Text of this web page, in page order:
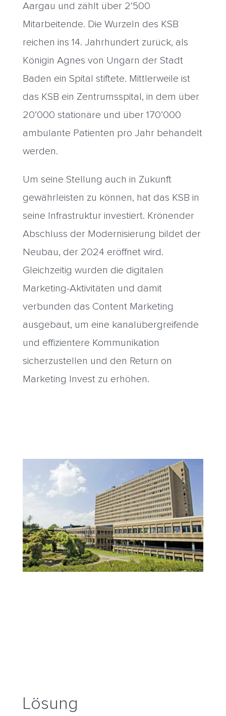
Aargau und zählt über 2’500
Mitarbeitende. Die Wurzeln des KSB
reichen ins 14. Jahrhundert zurück, als
Königin Agnes von Ungarn der Stadt
Baden ein Spital stiftete. Mittlerweile ist
das KSB ein Zentrumsspital, in dem über
20’000 stationäre und über 170’000
ambulante Patienten pro Jahr behandelt
werden.
Um seine Stellung auch in Zukunft
gewährleisten zu können, hat das KSB in
seine Infrastruktur investiert. Krönender
Abschluss der Modernisierung bildet der
Neubau, der 2024 eröffnet wird.
Gleichzeitig wurden die digitalen
Marketing-Aktivitäten und damit
verbunden das Content Marketing
ausgebaut, um eine kanalübergreifende
und effizientere Kommunikation
sicherzustellen und den Return on
Marketing Invest zu erhöhen.
Lösung